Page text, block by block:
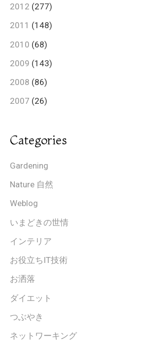
2012 (277)
2011 (148)
2010 (68)
2009 (143)
2008 (86)
2007 (26)
Categories
Gardening
Nature 自然
Weblog
いまどきの世情
インテリア
お役立ちIT技術
お洒落
ダイエット
つぶやき
ネットワーキング